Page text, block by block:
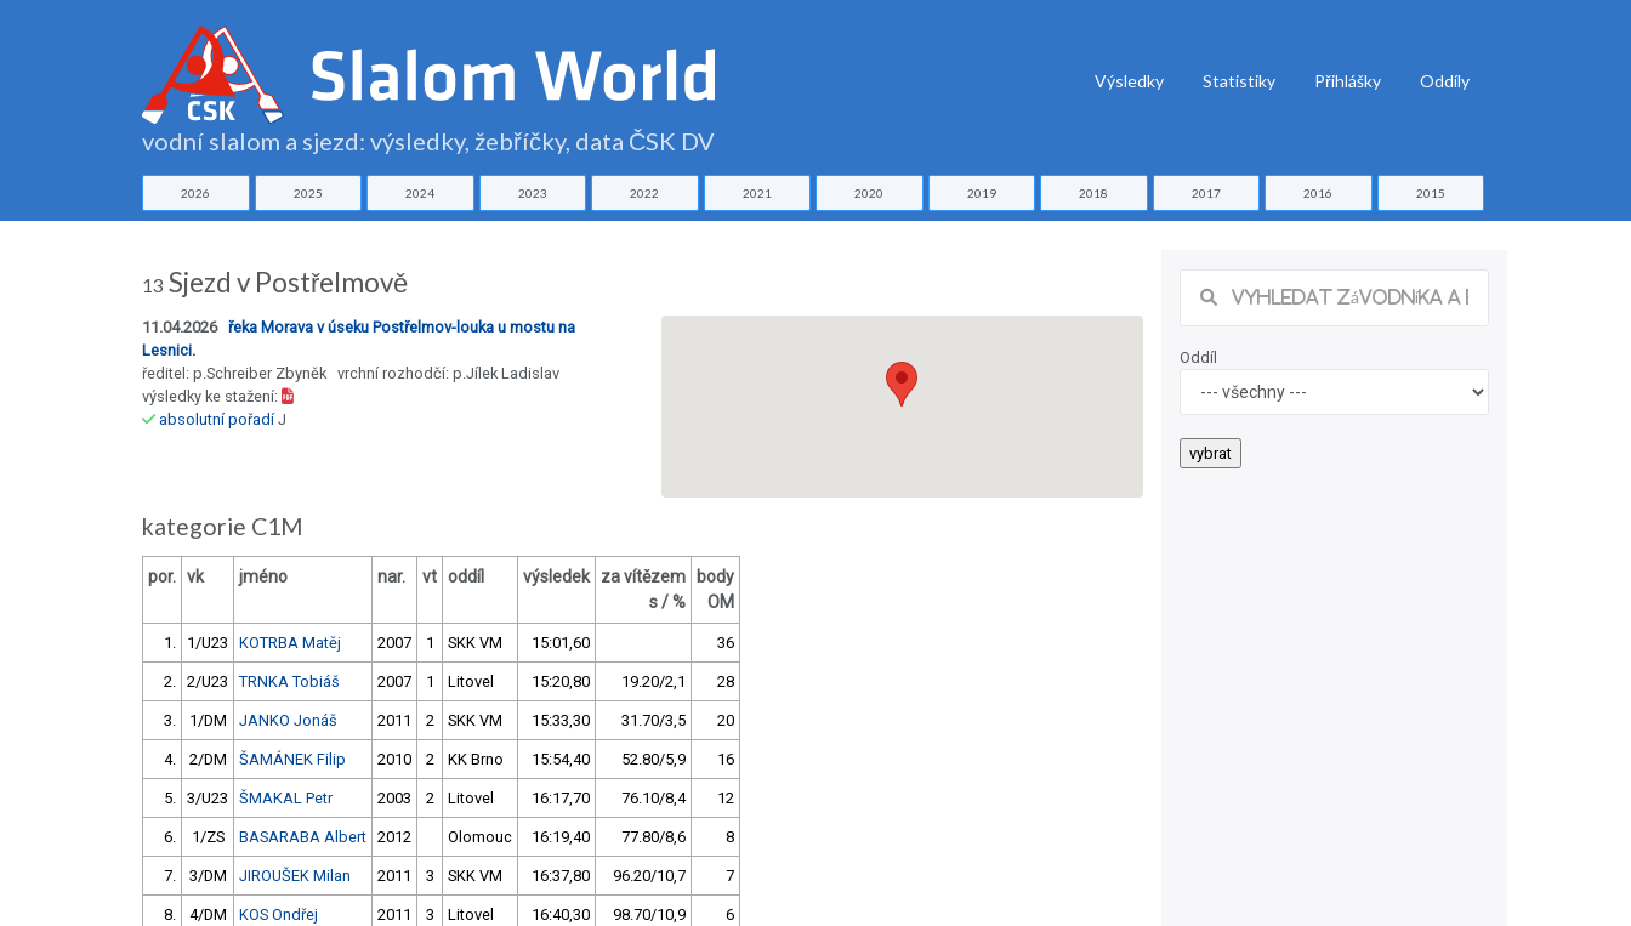
vodní slalom a sjezd: výsledky, žebříčky, data ČSK DV
Výsledky Statistiky Přihlášky Oddíly
2026 2025 2024 2023 2022 2021 2020 2019 2018 2017 2016 2015
13 Sjezd v Postřelmově
11.04.2026 řeka Morava v úseku Postřelmov-louka u mostu na
Lesnici.
ředitel: p.Schreiber Zbyněk vrchní rozhodčí: p.Jílek Ladislav
výsledky ke stažení:
absolutní pořadíJ
kategorie C1M
por. vk jméno nar. vt oddíl výsledek
za vítězem
s / %
body
OM
1. 1/U23 KOTRBA Matěj 2007 1 SKK VM 15:01,60 36
2. 2/U23 TRNKA Tobiáš 2007 1 Litovel 15:20,80 19.20/2,1 28
3. 1/DM JANKO Jonáš 2011 2 SKK VM 15:33,30 31.70/3,5 20
4. 2/DM ŠAMÁNEK Filip 2010 2 KK Brno 15:54,40 52.80/5,9 16
5. 3/U23 ŠMAKAL Petr 2003 2 Litovel 16:17,70 76.10/8,4 12
6. 1/ZS BASARABA Albert 2012 Olomouc 16:19,40 77.80/8,6 8
7. 3/DM JIROUŠEK Milan 2011 3 SKK VM 16:37,80 96.20/10,7 7
8. 4/DM KOS Ondřej 2011 3 Litovel 16:40,30 98.70/10,9 6
Oddíl